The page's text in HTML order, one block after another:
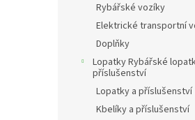
Rybářské vozíky
Elektrické transportní
Doplňky
Lopatky Rybářské
příslušenství
Lopatky a příslušenství
Kbelíky a příslušenství